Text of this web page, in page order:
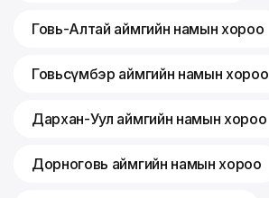
Говь-Алтай аймгийн намын хороо
Говьсүмбэр аймгийн намын хороо
Дархан-Уул аймгийн намын хороо
Дорноговь аймгийн намын хороо